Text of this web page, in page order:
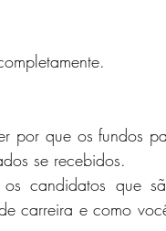
por que os fundos
​​se recebidos.
candidatos que
carreira e como